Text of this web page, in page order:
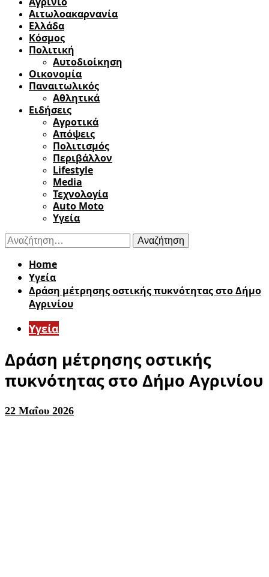
Αιτωλοακαρνανία
Ελλάδα
Κόσμος
Πολιτική
Αυτοδιοίκηση
Οικονομία
Παναιτωλικός
Αθλητικά
Ειδήσεις
Αγροτικά
Απόψεις
Πολιτισμός
Περιβάλλον
Lifestyle
Media
Τεχνολογία
Auto Moto
Υγεία
Αναζήτηση
για:
Home
Υγεία
Δράση μέτρησης οστικής πυκνότητας στο Δήμο
Αγρινίου
Υγεία
Δράση μέτρησης οστικής
πυκνότητας στο Δήμο Αγρινίου
22 Μαΐου 2026